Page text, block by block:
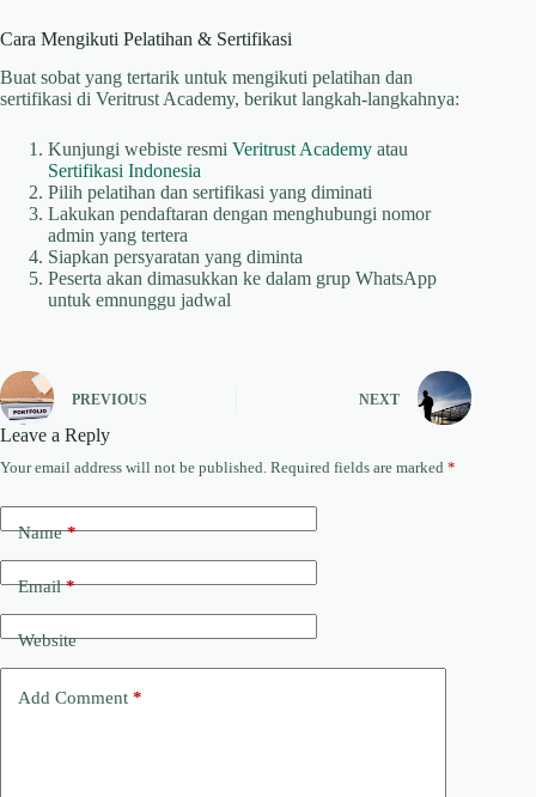
Cara Mengikuti Pelatihan & Sertifikasi
Buat sobat yang tertarik untuk mengikuti pelatihan dan
sertifikasi di Veritrust Academy, berikut langkah-langkahnya:
Kunjungi webiste resmi Veritrust Academy atau
Sertifikasi Indonesia
Pilih pelatihan dan sertifikasi yang diminati
Lakukan pendaftaran dengan menghubungi nomor
admin yang tertera
Siapkan persyaratan yang diminta
Peserta akan dimasukkan ke dalam grup WhatsApp
untuk emnunggu jadwal
PREVIOUS NEXT
Leave a Reply
Your email address will not be published. Required fields are marked *
Name*
Email*
Website
Add Comment *